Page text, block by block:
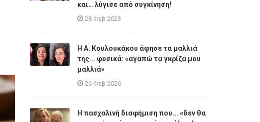
και… λύγισε από συγκίνηση!
28 Φεβ 2023
Η A. Κουλουκάκου άφησε τα μαλλιά
της... φυσικά: «αγαπώ τα γκρίζα μου
μαλλιά»
26 Φεβ 2026
Η πασχαλινή διαφήμιση που... «δεν θα